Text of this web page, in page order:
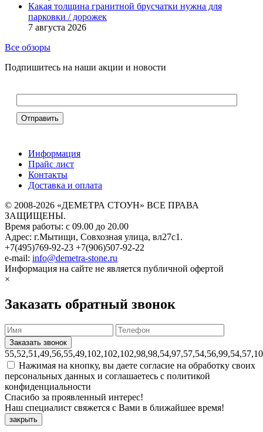
Какая толщина гранитной брусчатки нужна для
парковки / дорожек
7 августа 2026
Все обзоры
Подпишитесь на наши акции и новости
Информация
Прайс лист
Контакты
Доставка и оплата
© 2008-2026 «ДЕМЕТРА СТОУН» ВСЕ ПРАВА
ЗАЩИЩЕНЫ.
Время работы: с 09.00 до 20.00
Адрес: г.Мытищи, Совхозная улица, вл27с1.
+7(495)769-92-23 +7(906)507-92-22
e-mail: info@demetra-stone.ru
Информация на сайте не является публичной офертой
×
Заказать обратный звонок
Нажимая на кнопку, вы даете согласие на обработку своих
персональных данных и соглашаетесь с политикой
конфиденциальности
Спасибо за проявленный интерес!
Наш специалист свяжется с Вами в ближайшее время!
закрыть